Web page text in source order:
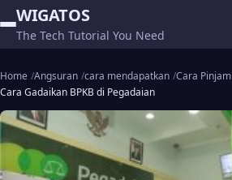
WIGATOS
The Tech Tutorial You Need
Home Angsuran cara mendapatkan Cara Pinjam
Cara Gadaikan BPKB di Pegadaian